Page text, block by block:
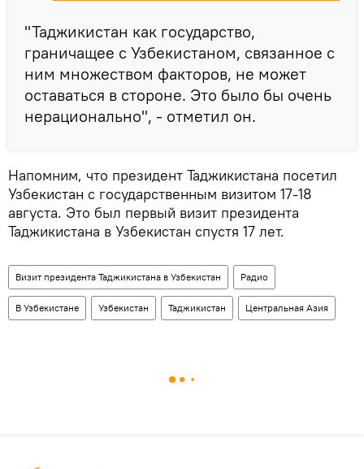
"Таджикистан как государство,
граничащее с Узбекистаном, связанное с
ним множеством факторов, не может
оставаться в стороне. Это было бы очень
нерационально", - отметил он.
Напомним, что президент Таджикистана посетил
Узбекистан с государственным визитом 17-18
августа. Это был первый визит президента
Таджикистана в Узбекистан спустя 17 лет.
Визит президента Таджикистана в Узбекистан Радио
В Узбекистане Узбекистан Таджикистан Центральная Азия